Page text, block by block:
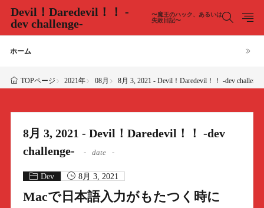
Devil！Daredevil！！ -
dev challenge-
〜魔王のハック、あるいは
失敗日記〜
ホーム
TOPページ 2021年 08月 8月 3, 2021 - Devil！Daredevil！！ -dev
8月 3, 2021 - Devil！Daredevil！！ -dev
challenge-
date
Dev 8月 3, 2021
Macで日本語入力がもたつく時に